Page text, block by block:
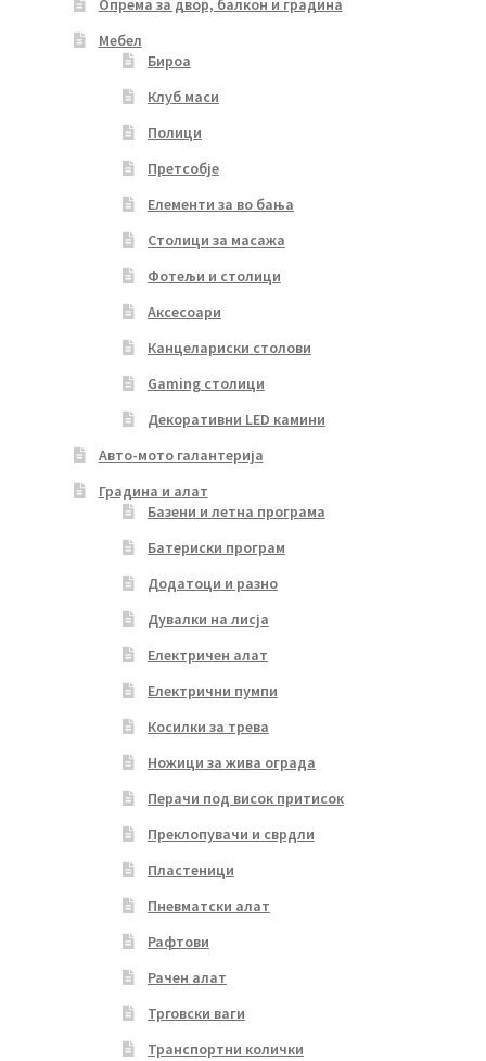
Опрема за двор, балкон и градина
Мебел
Бироа
Клуб маси
Полици
Претсобје
Елементи за во бања
Столици за масажа
Фотељи и столици
Аксесоари
Канцелариски столови
Gaming столици
Декоративни LED камини
Авто-мото галантерија
Градина и алат
Базени и летна програма
Батериски програм
Додатоци и разно
Дувалки на лисја
Електричен алат
Електрични пумпи
Косилки за трева
Ножици за жива ограда
Перачи под висок притисок
Преклопувачи и сврдли
Пластеници
Пневматски алат
Рафтови
Рачен алат
Трговски ваги
Транспортни колички